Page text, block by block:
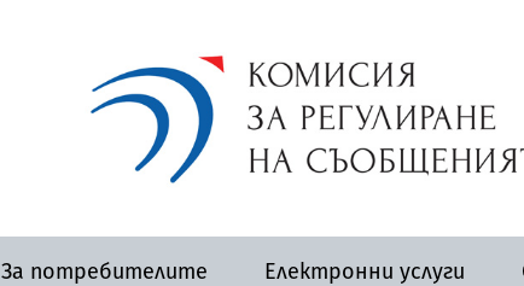
За потребителите Електронни услуги